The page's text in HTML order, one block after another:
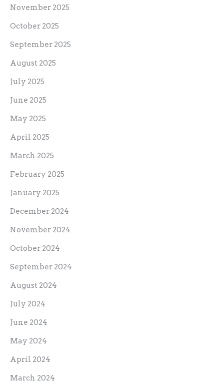
November 2025
October 2025
September 2025
August 2025
July 2025
June 2025
May 2025
April 2025
March 2025
February 2025
January 2025
December 2024
November 2024
October 2024
September 2024
August 2024
July 2024
June 2024
May 2024
April 2024
March 2024